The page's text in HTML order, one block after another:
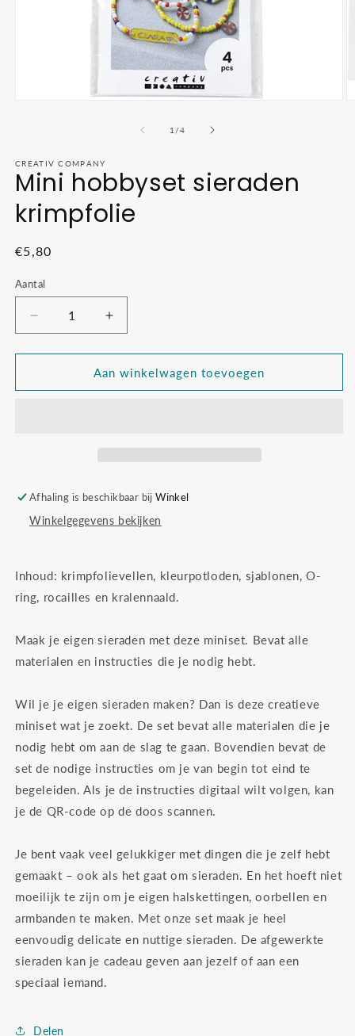
1 /van
4
CREATIV COMPANY
Mini hobbyset sieraden
krimpfolie
Normale
€5,80
Aantal
Aantal
verlagen
voor
hobbyset
Aantal
verhogen
voor
Mini
hobbyset
Aan winkelwagen toevoegen
Afhaling is beschikbaar bijWinkel
Winkelgegevens bekijken
Inhoud: krimpfolievellen, kleurpotloden, sjablonen, O-
ring, rocailles en kralennaald.
Maak je eigen sieraden met deze miniset. Bevat alle
materialen en instructies die je nodig hebt.
Wil je je eigen sieraden maken? Dan is deze creatieve
miniset wat je zoekt. De set bevat alle materialen die je
nodig hebt om aan de slag te gaan. Bovendien bevat de
set de nodige instructies om je van begin tot eind te
begeleiden. Als je de instructies digitaal wilt volgen, kan
je de QR-code op de doos scannen.
Je bent vaak veel gelukkiger met dingen die je zelf hebt
gemaakt – ook als het gaat om sieraden. En het hoeft niet
moeilijk te zijn om je eigen halskettingen, oorbellen en
armbanden te maken. Met onze set maak je heel
eenvoudig delicate en nuttige sieraden. De afgewerkte
sieraden kan je cadeau geven aan jezelf of aan een
speciaal iemand.
Delen